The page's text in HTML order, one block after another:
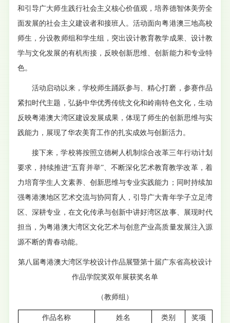
和引导广大师生践行社会主义核心价值观，培养德智体美劳全
面发展的社会主义建设者和接班人。活动面向粤港澳三地高校
师生，分设教师组和学生组，突出设计教育教学成果、设计教
学与文化发展的有机衔接，反映创新思维、创新能力和专业特
色。
活动启动以来，学校师生踊跃参与、精心打磨，参赛作品
紧扣时代主题，弘扬中华优秀传统文化和岭南特色文化，生动
反映粤港澳大湾区建设发展成果，体现了师生的创新思维与实
践能力，展现了华农美育工作的扎实成效与创新活力。
接下来，学校将按照立德树人机制综合改革三年行动计划
要求，持续推进“五育并举”、不断深化艺术教育教学改革，着
力培育学生人文素养、创新思维与专业实践能力；同时持续加
强粤港澳地区艺术交流与协同育人，引导广大青年学子立足湾
区、深耕专业，在文化传承与创新中讲好湾区故事、展现时代
担当，为粤港澳大湾区文化艺术与创意产业高质量发展注入源
源不断的青春动能。
第八届粤港澳大湾区学校设计作品展暨第十届广东省高校设计
作品学院奖双年展获奖名单
（教师组）
作品名称 姓名 类别 奖项